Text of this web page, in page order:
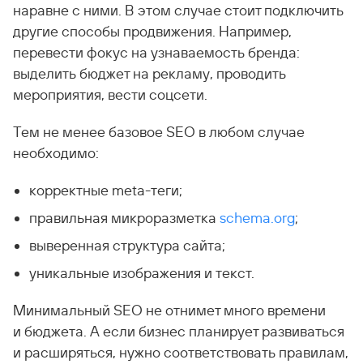
наравне с ними. В этом случае стоит подключить
другие способы продвижения. Например,
перевести фокус на узнаваемость бренда:
выделить бюджет на рекламу, проводить
мероприятия, вести соцсети.
Тем не менее базовое SEO в любом случае
необходимо:
корректные meta-теги;
правильная микроразметка schema.org;
выверенная структура сайта;
уникальные изображения и текст.
Минимальный SEO не отнимет много времени
и бюджета. А если бизнес планирует развиваться
и расширяться, нужно соответствовать правилам,